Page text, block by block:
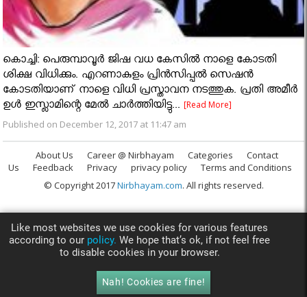
കൊച്ചി: പെരുമ്പാവൂര്‍ ജിഷ വധ കേസില്‍ നാളെ കോടതി
ശിക്ഷ വിധിക്കും. എറണാകുളം പ്രിന്‍സിപ്പല്‍ സെഷന്‍
കോടതിയാണ് നാളെ വിധി പ്രസ്താവന നടത്തുക. പ്രതി അമീര്‍
ഉള്‍ ഇസ്ലാമിന്റെ മേല്‍ ചാര്‍ത്തിയിട്ടു...[Read More]
Published on December 12, 2017 at 11:47 am
About Us Career @ Nirbhayam Categories
Contact
Us
Feedback Privacy privacy policy
Terms and Conditions
© Copyright 2017Nirbhayam.com. All rights reserved.
Like most websites we use cookies for various features
according to our policy. We hope that’s ok, if not feel free
to disable cookies in your browser.
Nah! Cookies are fine!